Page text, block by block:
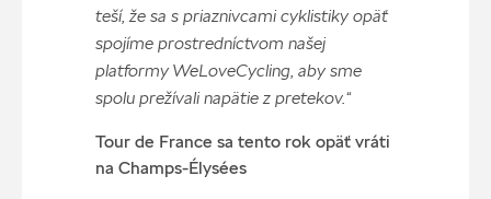
teší, že sa s priaznivcami cyklistiky opäť
spojíme prostredníctvom našej
platformy WeLoveCycling, aby sme
spolu prežívali napätie z pretekov.“
Tour de France sa tento rok opäť vráti
na Champs-Élysées